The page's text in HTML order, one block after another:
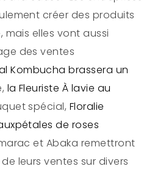
créer des produits
elles vont aussi
des ventes
Kombucha brassera un
la Fleuriste À lavie au
spécial, Floralie
de roses
et Abaka remettront
leurs ventes sur divers